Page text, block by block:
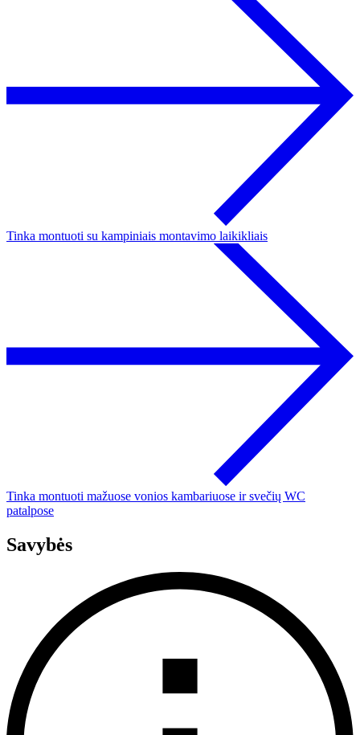
Tinka montuoti su kampiniais montavimo laikikliais
Tinka montuoti mažuose vonios kambariuose ir svečių WC
patalpose
Savybės